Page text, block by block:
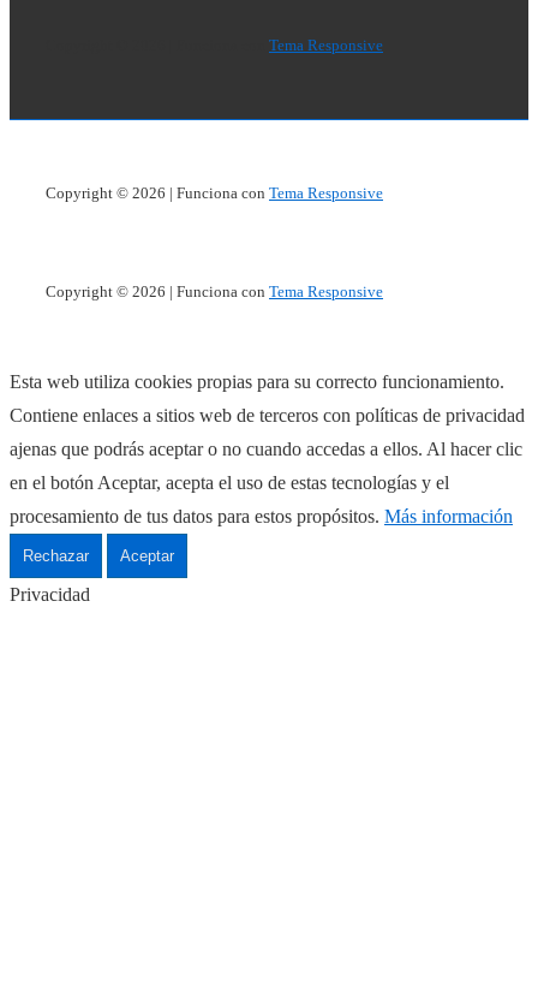
Tema Responsive
Copyright © 2026 | Funciona con Tema Responsive
Copyright © 2026 | Funciona con Tema Responsive
Esta web utiliza cookies propias para su correcto funcionamiento.
Contiene enlaces a sitios web de terceros con políticas de privacidad
ajenas que podrás aceptar o no cuando accedas a ellos. Al hacer clic
en el botón Aceptar, acepta el uso de estas tecnologías y el
procesamiento de tus datos para estos propósitos. Más información
Rechazar Aceptar
Privacidad